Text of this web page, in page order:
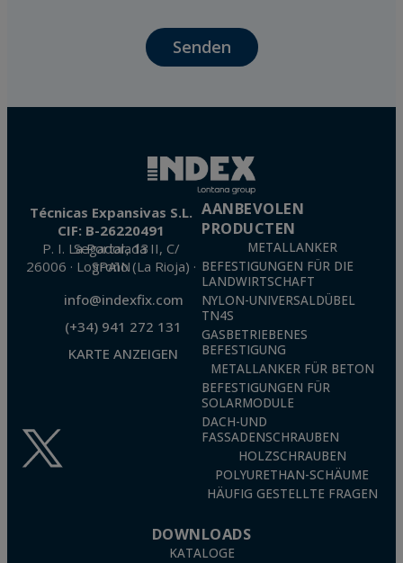
The data in our files are strictly confidential and shall be treated with the utmost
confidentiality and shall comply with all the requirements provided for the General
Data Protection Regulation (GDPR) 2016.
encrypted. Should these details be sent, it is done so under your sole responsibility.
Portalada II | c/ Segador 13, 26006 | Logroño (La Rioja).
Senden
Técnicas Expansivas S.L.
CIF: B-26220491
P. I. La Portalada II, C/ Segador, 13
26006 · Logroño (La Rioja) · SPAIN
info@indexfix.com
(+34) 941 272 131
KARTE ANZEIGEN
AANBEVOLEN
PRODUCTEN
METALLANKER
BEFESTIGUNGEN FÜR DIE
LANDWIRTSCHAFT
NYLON-UNIVERSALDÜBEL
TN4S
GASBETRIEBENES
BEFESTIGUNG
METALLANKER FÜR BETON
BEFESTIGUNGEN FÜR
SOLARMODULE
DACH-UND
FASSADENSCHRAUBEN
HOLZSCHRAUBEN
POLYURETHAN-SCHÄUME
HÄUFIG GESTELLTE FRAGEN
DOWNLOADS
KATALOGE